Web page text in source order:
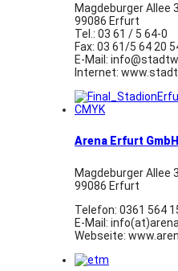
Magdeburger Allee
99086 Erfurt
Tel.: 03 61 / 5 64-0
Fax: 03 61/5 64 20
E-Mail:
Internet:
Arena Erfurt GmbH
Magdeburger Allee
99086 Erfurt
Telefon: 0361 564
E-Mail:
Webseite: